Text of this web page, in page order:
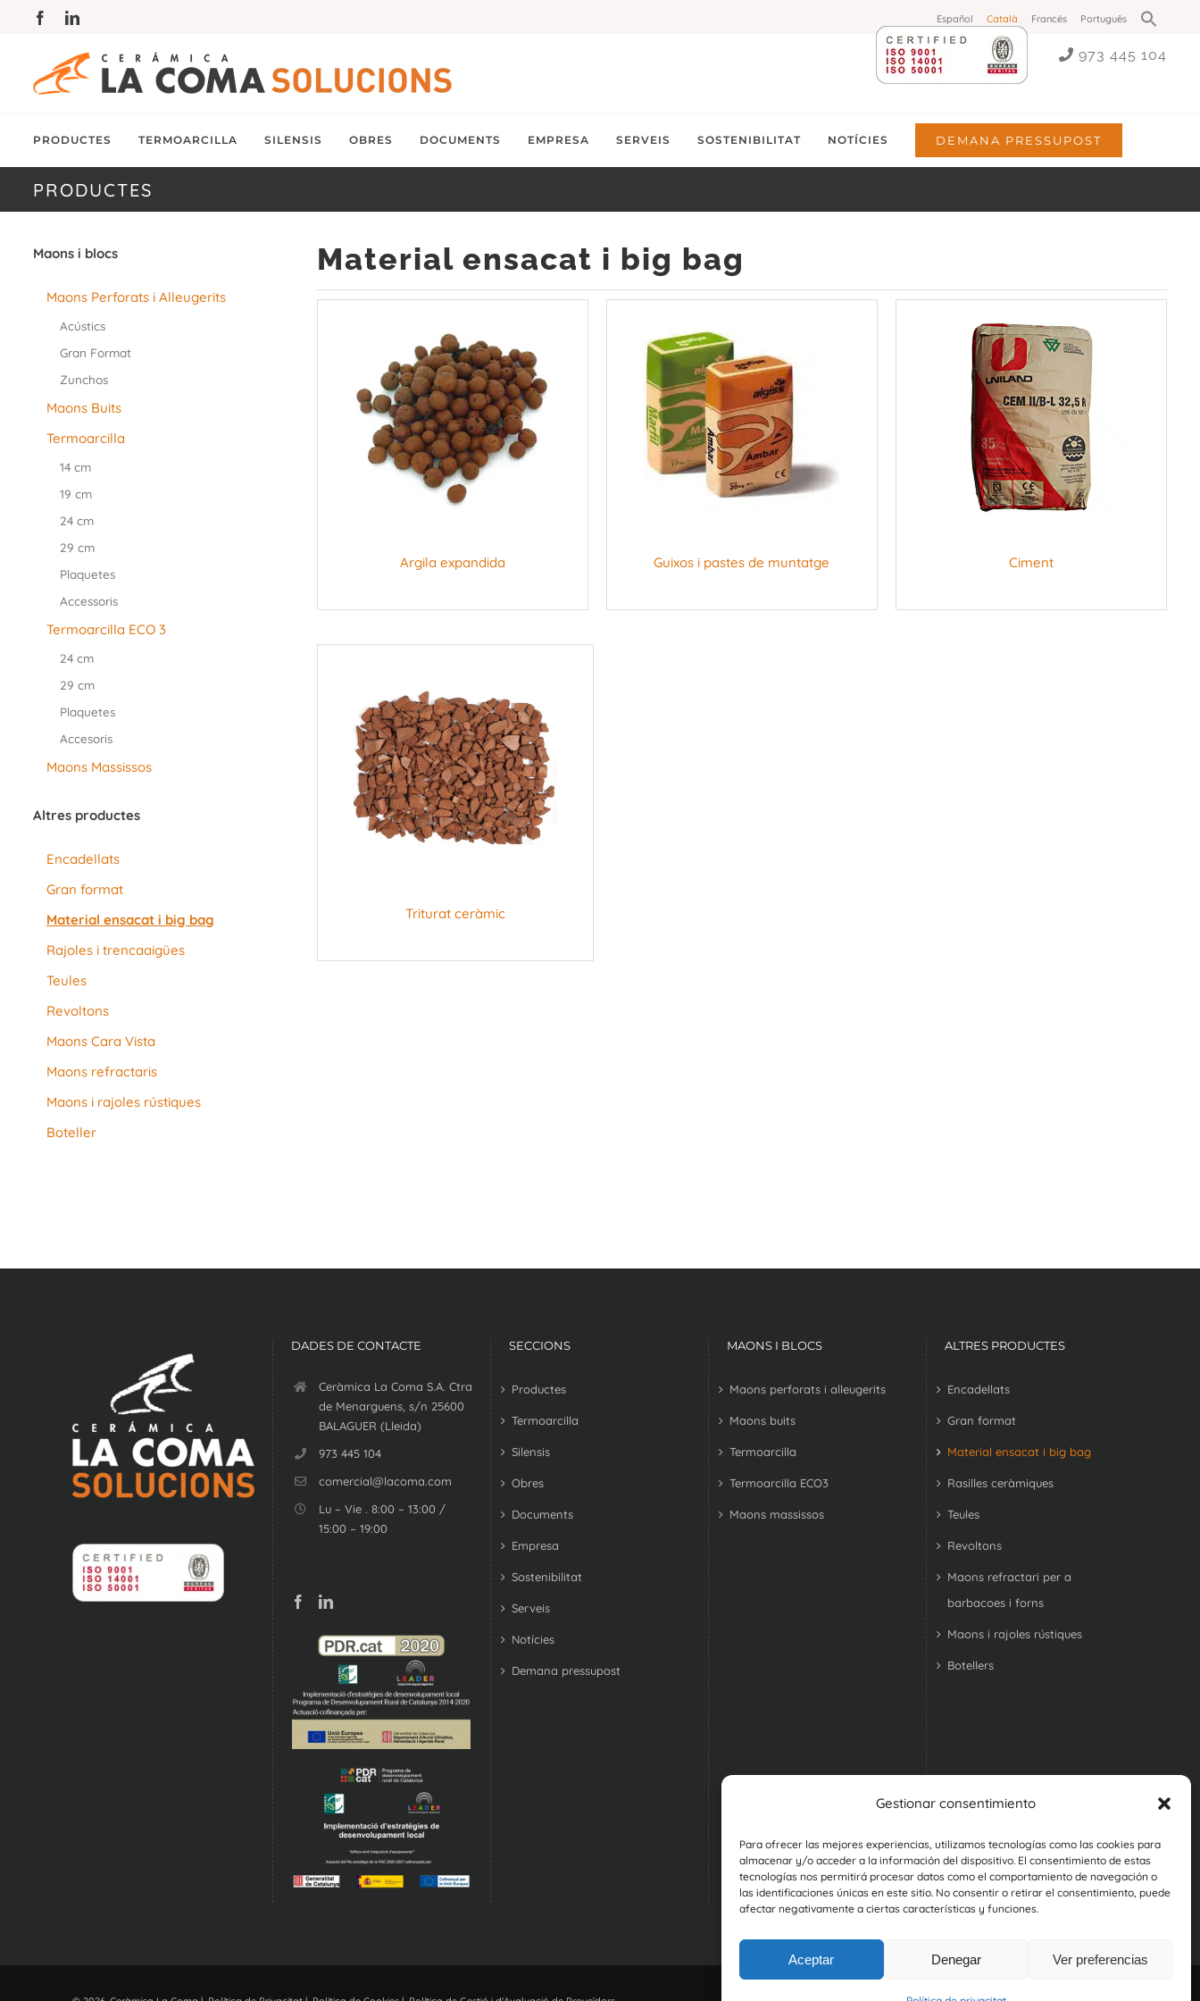
Gestionar consentimiento
Para ofrecer las mejores experiencias, utilizamos tecnologías como las cookies para
almacenar y/o acceder a la información del dispositivo. El consentimiento de estas
tecnologías nos permitirá procesar datos como el comportamiento de navegación o
las identificaciones únicas en este sitio. No consentir o retirar el consentimiento, puede
afectar negativamente a ciertas características y funciones.
Aceptar Denegar Ver preferencias
content
FacebookLinkedIn Español Català Francés Português
973 445 104
PRODUCTES TERMOARCILLA SILENSIS OBRES DOCUMENTS EMPRESA SERVEIS SOSTENIBILITAT NOTÍCIES DEMANA PRESSUPOST
PRODUCTES
Maons i blocs
Maons Perforats i Alleugerits
Acústics
Gran Format
Zunchos
Maons Buits
Termoarcilla
14 cm
19 cm
24 cm
29 cm
Plaquetes
Accessoris
Termoarcilla ECO 3
24 cm
29 cm
Plaquetes
Accesoris
Maons Massissos
Altres productes
Encadellats
Gran format
Material ensacat i big bag
Rajoles i trencaaigües
Teules
Revoltons
Maons Cara Vista
Maons refractaris
Maons i rajoles rústiques
Boteller
Material ensacat i big bag
Argila expandida Guixos i pastes de muntatge Ciment
Triturat ceràmic
DADES DE CONTACTE
Ceràmica La Coma S.A. Ctra
de Menarguens, s/n 25600
BALAGUER (Lleida)
973 445 104
comercial@lacoma.com
Lu – Vie . 8:00 – 13:00 /
15:00 – 19:00
SECCIONS
Productes
Termoarcilla
Silensis
Obres
Documents
Empresa
Sostenibilitat
Serveis
Notícies
Demana pressupost
MAONS I BLOCS
Maons perforats i alleugerits
Maons buits
Termoarcilla
Termoarcilla ECO3
Maons massissos
ALTRES PRODUCTES
Encadellats
Gran format
Material ensacat i big bag
Rasilles ceràmiques
Teules
Revoltons
Maons refractari per a
barbacoes i forns
Maons i rajoles rústiques
Botellers